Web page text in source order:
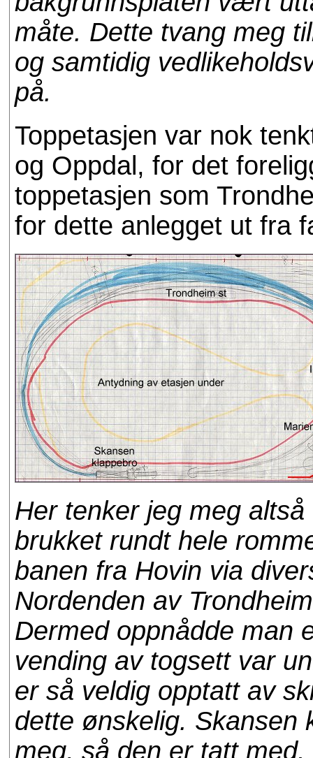
måte. Dette tvang meg
og samtidig
på.
Toppetasjen var nok
og Oppdal, for det
toppetasjen som
for dette anlegget ut fra
Her tenker jeg meg
brukket rundt hele
banen fra Hovin via
Nordenden av
Dermed oppnådde man
vending av togsett var
er så veldig opptatt av
dette ønskelig. Skansen
meg, så den er tatt